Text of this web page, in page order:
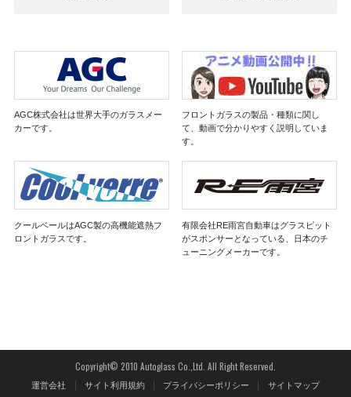
AGC株式会社は世界大手のガラスメー
カーです。
フロントガラスの製品・種類に関し
て、動画で分かりやすく説明していま
す。
クールベールはAGC製の高機能遮熱フ
ロントガラスです。
有限会社RE雨宮自動車はグラスピット
がスポンサーとなっている、日本のチ
ューニングメーカーです。
Copyright© 2010 Autoglass Co.,Ltd. All Right Reserved.
運営会社 サイト利用規約 プライバシーポリシー サイトマップ